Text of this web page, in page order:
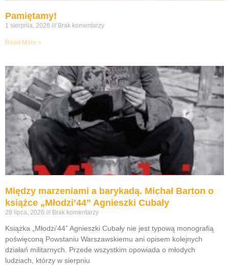
Pamiętamy!
1 sierpnia, 2026 Brak komentarzy
Read More »
Między marzeniami a barykadą. Michał Barton o
książce „Młodzi’44” Agnieszki Cubały
28 lipca, 2026 Brak komentarzy
Książka „Młodzi’44” Agnieszki Cubały nie jest typową monografią
poświęconą Powstaniu Warszawskiemu ani opisem kolejnych
działań militarnych. Przede wszystkim opowiada o młodych
ludziach, którzy w sierpniu